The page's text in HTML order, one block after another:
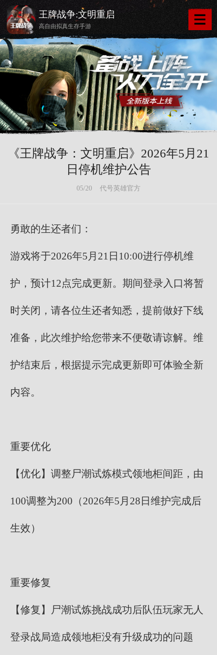
王牌战争:文明重启
高自由拟真生存手游
《王牌战争：文明重启》2026年5月21
日停机维护公告
05/20 代号英雄官方
勇敢的生还者们：
游戏将于2026年5月21日10:00进行停机维
护，预计12点完成更新。期间登录入口将暂
时关闭，请各位生还者知悉，提前做好下线
准备，此次维护给您带来不便敬请谅解。维
护结束后，根据提示完成更新即可体验全新
内容。
重要优化
【优化】调整尸潮试炼模式领地柜间距，由
100调整为200（2026年5月28日维护完成后
生效）
重要修复
【修复】尸潮试炼挑战成功后队伍玩家无人
登录战局造成领地柜没有升级成功的问题